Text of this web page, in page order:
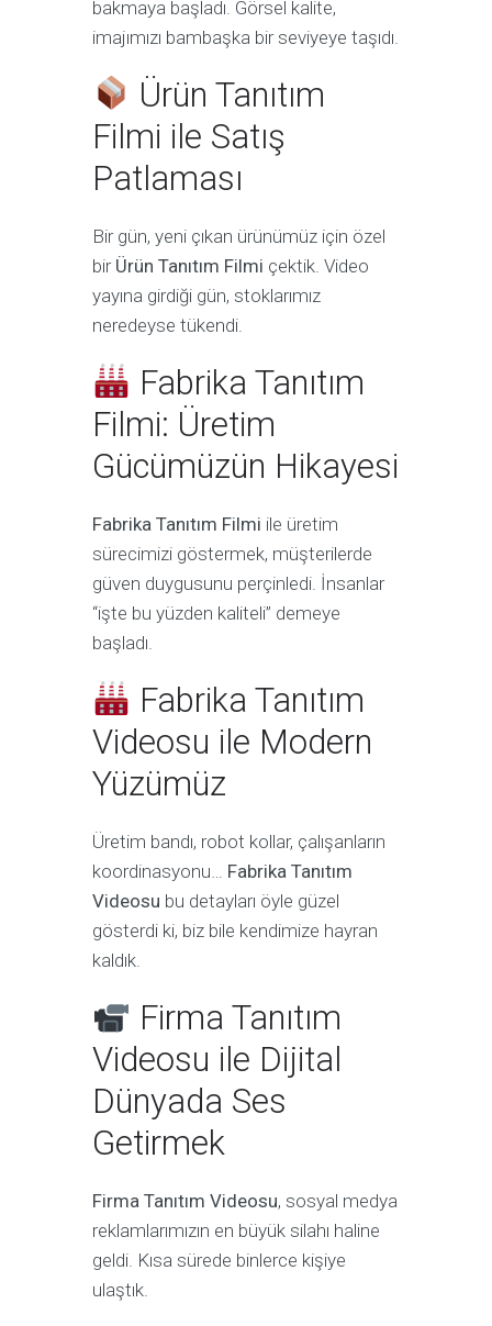
bakmaya başladı. Görsel kalite,
imajımızı bambaşka bir seviyeye taşıdı.
Ürün Tanıtım
Filmi ile Satış
Patlaması
Bir gün, yeni çıkan ürünümüz için özel
bir Ürün Tanıtım Filmi çektik. Video
yayına girdiği gün, stoklarımız
neredeyse tükendi.
Fabrika Tanıtım
Filmi: Üretim
Gücümüzün Hikayesi
Fabrika Tanıtım Filmi ile üretim
sürecimizi göstermek, müşterilerde
güven duygusunu perçinledi. İnsanlar
“işte bu yüzden kaliteli” demeye
başladı.
Fabrika Tanıtım
Videosu ile Modern
Yüzümüz
Üretim bandı, robot kollar, çalışanların
koordinasyonu… Fabrika Tanıtım
Videosu bu detayları öyle güzel
gösterdi ki, biz bile kendimize hayran
kaldık.
Firma Tanıtım
Videosu ile Dijital
Dünyada Ses
Getirmek
Firma Tanıtım Videosu, sosyal medya
reklamlarımızın en büyük silahı haline
geldi. Kısa sürede binlerce kişiye
ulaştık.